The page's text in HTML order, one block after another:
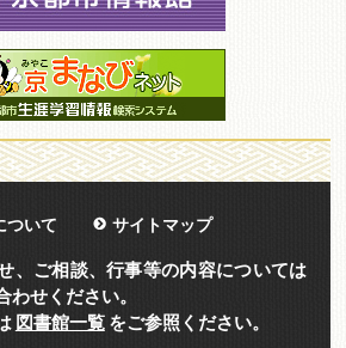
ついて サイトマップ
、ご相談、行事等の内容については
せください。
図書館一覧をご参照ください。